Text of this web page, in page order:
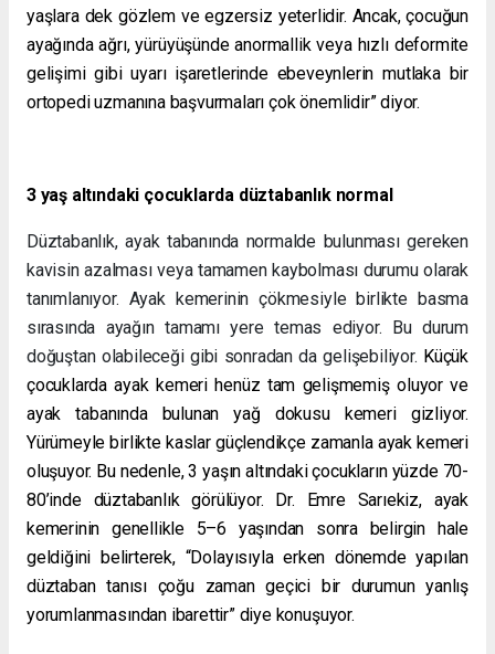
yaşlara dek gözlem ve egzersiz yeterlidir. Ancak, çocuğun
ayağında ağrı, yürüyüşünde anormallik veya hızlı deformite
gelişimi gibi uyarı işaretlerinde ebeveynlerin mutlaka bir
ortopedi uzmanına başvurmaları çok önemlidir” diyor.
3 yaş altındaki çocuklarda düztabanlık normal
Düztabanlık, ayak tabanında normalde bulunması gereken
kavisin azalması veya tamamen kaybolması durumu olarak
tanımlanıyor. Ayak kemerinin çökmesiyle birlikte basma
sırasında ayağın tamamı yere temas ediyor. Bu durum
doğuştan olabileceği gibi sonradan da gelişebiliyor. Küçük
çocuklarda ayak kemeri henüz tam gelişmemiş oluyor ve
ayak tabanında bulunan yağ dokusu kemeri gizliyor.
Yürümeyle birlikte kaslar güçlendikçe zamanla ayak kemeri
oluşuyor. Bu nedenle, 3 yaşın altındaki çocukların yüzde 70-
80’inde düztabanlık görülüyor. Dr. Emre Sarıekiz, ayak
kemerinin genellikle 5–6 yaşından sonra belirgin hale
geldiğini belirterek, “Dolayısıyla erken dönemde yapılan
düztaban tanısı çoğu zaman geçici bir durumun yanlış
yorumlanmasından ibarettir” diye konuşuyor.